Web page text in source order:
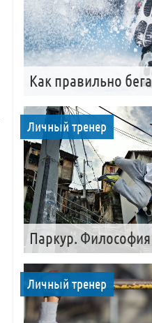
Как правильно
Личный тренер
Паркур.
Личный тренер